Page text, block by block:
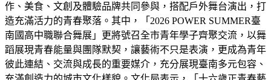
作、美食、文創及體驗品牌共同參與，搭配戶外舞台演出，打
造充滿活力的青春聚落。其中，「2026 POWER SUMMER臺
南國高中職聯合舞展」更將號召全市青年學子齊聚交流，以舞
蹈展現青春能量與團隊默契，讓藝術不只是表演，更成為青年
彼此連結、交流與成長的重要媒介，充分展現臺南多元包容、